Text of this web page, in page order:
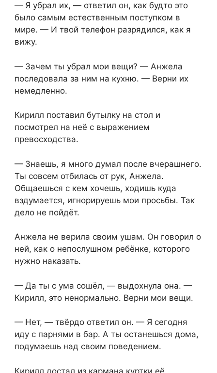
— Я убрал их, — ответил он, как будто это
было самым естественным поступком в
мире. — И твой телефон разрядился, как я
вижу.
— Зачем ты убрал мои вещи? — Анжела
последовала за ним на кухню. — Верни их
немедленно.
Кирилл поставил бутылку на стол и
посмотрел на неё с выражением
превосходства.
— Знаешь, я много думал после вчерашнего.
Ты совсем отбилась от рук, Анжела.
Общаешься с кем хочешь, ходишь куда
вздумается, игнорируешь мои просьбы. Так
дело не пойдёт.
Анжела не верила своим ушам. Он говорил о
ней, как о непослушном ребёнке, которого
нужно наказать.
— Да ты с ума сошёл, — выдохнула она. —
Кирилл, это ненормально. Верни мои вещи.
— Нет, — твёрдо ответил он. — Я сегодня
иду с парнями в бар. А ты останешься дома,
подумаешь над своим поведением.
Кирилл достал из кармана куртки её